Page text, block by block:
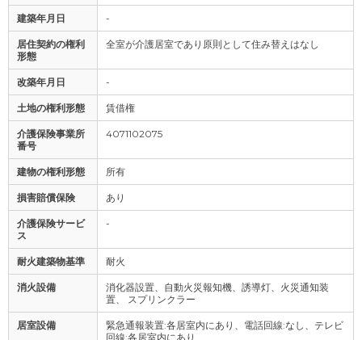
建築年月日 -
居住契約の権利
形態
全室が介護居室であり原則として住み替えはなし
改築年月日 -
土地の権利形態 賃借権
介護保険事業所
番号
4071102075
建物の権利形態 所有
損害賠償保険 あり
介護保険サービ
ス
-
耐火建築物基準 耐火
消火設備
消化器設置、自動火災報知機、誘導灯、火災通知装
置、 スプリンクラー
居室設備
緊急通報装置:各居室内にあり、電話回線:なし、テレビ
回線:各居室内にあり